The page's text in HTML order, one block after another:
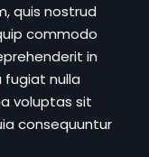
quis nostrud
commodo
in
fugiat nulla
voluptas sit
consequuntur